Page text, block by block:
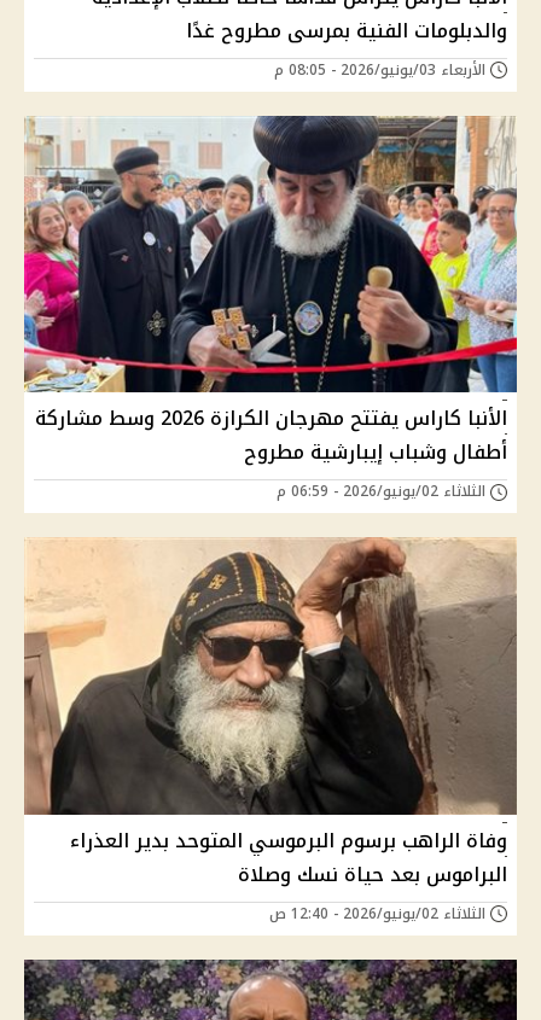
والدبلومات الفنية بمرسى مطروح غدًا
الأربعاء 03/يونيو/2026 - 08:05 م
الأنبا كاراس يفتتح مهرجان الكرازة 2026 وسط مشاركة
أطفال وشباب إيبارشية مطروح
الثلاثاء 02/يونيو/2026 - 06:59 م
وفاة الراهب برسوم البرموسي المتوحد بدير العذراء
البراموس بعد حياة نسك وصلاة
الثلاثاء 02/يونيو/2026 - 12:40 ص